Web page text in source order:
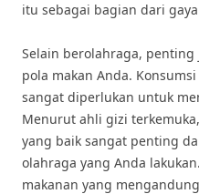
itu sebagai bagian dari
Selain berolahraga,
pola makan Anda.
sangat diperlukan untuk
Menurut ahli gizi
yang baik sangat penting
olahraga yang Anda
makanan yang